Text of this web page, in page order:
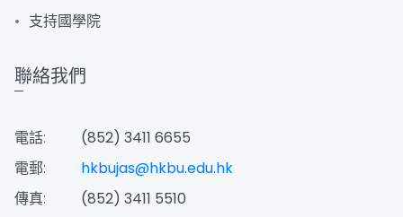
支持國學院
聯絡我們
電話:
(852) 3411 6655
電郵:
hkbujas@hkbu.edu.hk
傳真:
(852) 3411 5510